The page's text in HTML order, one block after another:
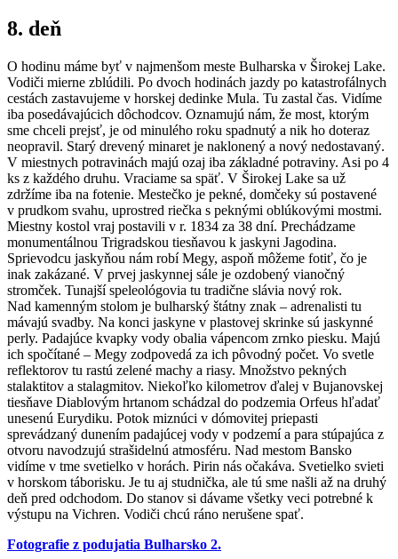
8. deň
O hodinu máme byť v najmenšom meste Bulharska v Širokej Lake.
Vodiči mierne zblúdili. Po dvoch hodinách jazdy po katastrofálnych
cestách zastavujeme v horskej dedinke Mula. Tu zastal čas. Vidíme
iba posedávajúcich dôchodcov. Oznamujú nám, že most, ktorým
sme chceli prejsť, je od minulého roku spadnutý a nik ho doteraz
neopravil. Starý drevený minaret je naklonený a nový nedostavaný.
V miestnych potravinách majú ozaj iba základné potraviny. Asi po 4
ks z každého druhu. Vraciame sa späť. V Širokej Lake sa už
zdržíme iba na fotenie. Mestečko je pekné, domčeky sú postavené
v prudkom svahu, uprostred riečka s peknými oblúkovými mostmi.
Miestny kostol vraj postavili v r. 1834 za 38 dní. Prechádzame
monumentálnou Trigradskou tiesňavou k jaskyni Jagodina.
Sprievodcu jaskyňou nám robí Megy, aspoň môžeme fotiť, čo je
inak zakázané. V prvej jaskynnej sále je ozdobený vianočný
stromček. Tunajší speleológovia tu tradične slávia nový rok.
Nad kamenným stolom je bulharský štátny znak – adrenalisti tu
mávajú svadby. Na konci jaskyne v plastovej skrinke sú jaskynné
perly. Padajúce kvapky vody obalia vápencom zrnko piesku. Majú
ich spočítané – Megy zodpovedá za ich pôvodný počet. Vo svetle
reflektorov tu rastú zelené machy a riasy. Množstvo pekných
stalaktitov a stalagmitov. Niekoľko kilometrov ďalej v Bujanovskej
tiesňave Diablovým hrtanom schádzal do podzemia Orfeus hľadať
unesenú Eurydiku. Potok miznúci v dómovitej priepasti
sprevádzaný dunením padajúcej vody v podzemí a para stúpajúca z
otvoru navodzujú strašidelnú atmosféru. Nad mestom Bansko
vidíme v tme svetielko v horách. Pirin nás očakáva. Svetielko svieti
v horskom táborisku. Je tu aj studnička, ale tú sme našli až na druhý
deň pred odchodom. Do stanov si dávame všetky veci potrebné k
výstupu na Vichren. Vodiči chcú ráno nerušene spať.
Fotografie z podujatia Bulharsko 2.